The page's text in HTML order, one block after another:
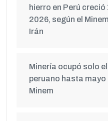
hierro en Perú creció
2026, según el
Irán
Minería ocupó solo
peruano hasta mayo
Minem